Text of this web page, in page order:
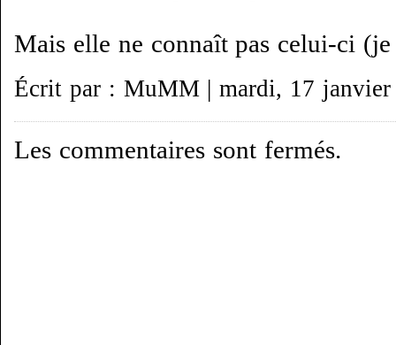
Mais elle ne connaît pas celui-ci (je
Écrit par : MuMM | mardi, 17 janvier
Les commentaires sont fermés.